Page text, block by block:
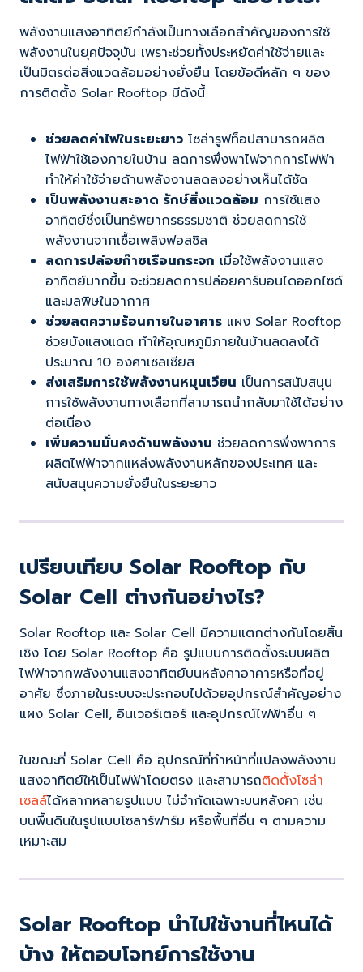
พลังงานแสงอาทิตย์กำลังเป็นทางเลือกสำคัญของการใช้
พลังงานในยุคปัจจุบัน เพราะช่วยทั้งประหยัดค่าใช้จ่ายและ
เป็นมิตรต่อสิ่งแวดล้อมอย่างยั่งยืน โดยข้อดีหลัก ๆ ของ
การติดตั้ง Solar Rooftop มีดังนี้
ช่วยลดค่าไฟในระยะยาว โซล่ารูฟท็อปสามารถผลิต
ไฟฟ้าใช้เองภายในบ้าน ลดการพึ่งพาไฟจากการไฟฟ้า
ทำให้ค่าใช้จ่ายด้านพลังงานลดลงอย่างเห็นได้ชัด
เป็นพลังงานสะอาด รักษ์สิ่งแวดล้อม การใช้แสง
อาทิตย์ซึ่งเป็นทรัพยากรธรรมชาติ ช่วยลดการใช้
พลังงานจากเชื้อเพลิงฟอสซิล
ลดการปล่อยก๊าซเรือนกระจก เมื่อใช้พลังงานแสง
อาทิตย์มากขึ้น จะช่วยลดการปล่อยคาร์บอนไดออกไซด์
และมลพิษในอากาศ
ช่วยลดความร้อนภายในอาคาร แผง Solar Rooftop
ช่วยบังแสงแดด ทำให้อุณหภูมิภายในบ้านลดลงได้
ประมาณ 10 องศาเซลเซียส
ส่งเสริมการใช้พลังงานหมุนเวียน เป็นการสนับสนุน
การใช้พลังงานทางเลือกที่สามารถนำกลับมาใช้ได้อย่าง
ต่อเนื่อง
เพิ่มความมั่นคงด้านพลังงาน ช่วยลดการพึ่งพาการ
ผลิตไฟฟ้าจากแหล่งพลังงานหลักของประเทศ และ
สนับสนุนความยั่งยืนในระยะยาว
เปรียบเทียบ Solar Rooftop กับ
Solar Cell ต่างกันอย่างไร?
Solar Rooftop และ Solar Cell มีความแตกต่างกันโดยสิ้น
เชิง โดย Solar Rooftop คือ รูปแบบการติดตั้งระบบผลิต
ไฟฟ้าจากพลังงานแสงอาทิตย์บนหลังคาอาคารหรือที่อยู่
อาศัย ซึ่งภายในระบบจะประกอบไปด้วยอุปกรณ์สำคัญอย่าง
แผง Solar Cell, อินเวอร์เตอร์ และอุปกรณ์ไฟฟ้าอื่น ๆ
ในขณะที่ Solar Cell คือ อุปกรณ์ที่ทำหน้าที่แปลงพลังงาน
แสงอาทิตย์ให้เป็นไฟฟ้าโดยตรง และสามารถติดตั้งโซล่า
เซลล์ได้หลากหลายรูปแบบ ไม่จำกัดเฉพาะบนหลังคา เช่น
บนพื้นดินในรูปแบบโซลาร์ฟาร์ม หรือพื้นที่อื่น ๆ ตามความ
เหมาะสม
Solar Rooftop นำไปใช้งานที่ไหนได้
บ้าง ให้ตอบโจทย์การใช้งาน